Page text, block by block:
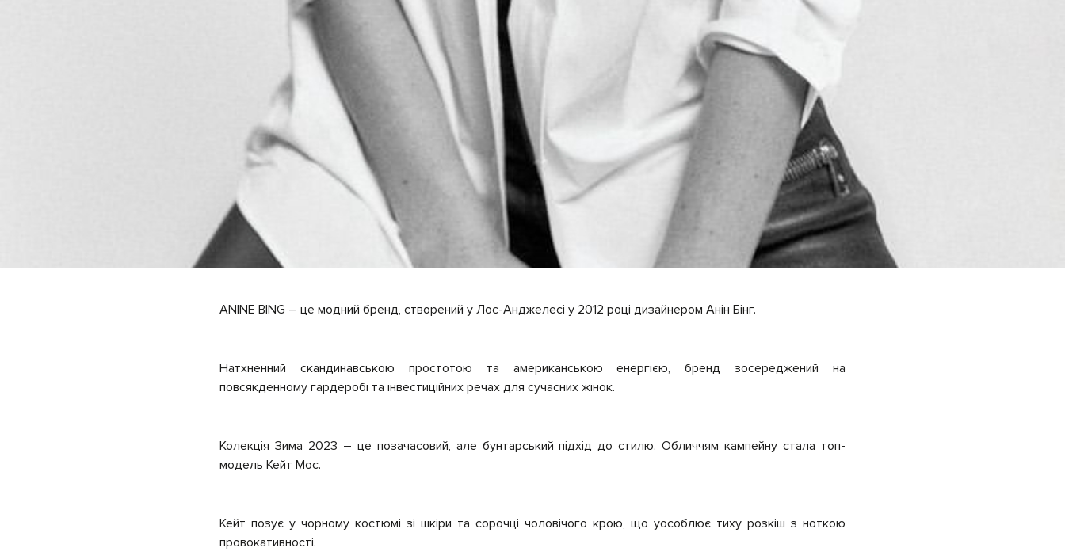
ANINE BING – це модний бренд, створений у Лос-Анджелесі у 2012 році дизайнером Анін Бінг.
Натхненний скандинавською простотою та американською енергією, бренд зосереджений на
повсякденному гардеробі та інвестиційних речах для сучасних жінок.
Колекція Зима 2023 – це позачасовий, але бунтарський підхід до стилю. Обличчям кампейну стала топ-
модель Кейт Мос.
Кейт позує у чорному костюмі зі шкіри та сорочці чоловічого крою, що уособлює тиху розкіш з ноткою
провокативності.